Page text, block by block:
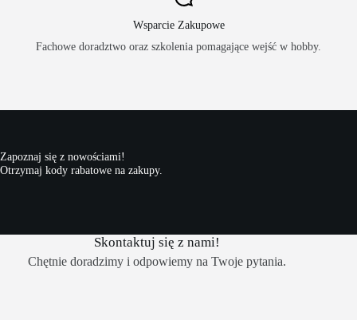
Wsparcie Zakupowe
Fachowe doradztwo oraz szkolenia pomagające wejść w hobby.
Zapoznaj się z nowościami!
Otrzymaj kody rabatowe na zakupy.
Skontaktuj się z nami!
Chętnie doradzimy i odpowiemy na Twoje pytania.